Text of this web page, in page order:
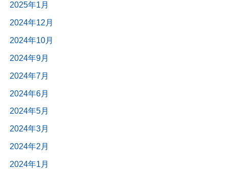
2025年1月
2024年12月
2024年10月
2024年9月
2024年7月
2024年6月
2024年5月
2024年3月
2024年2月
2024年1月